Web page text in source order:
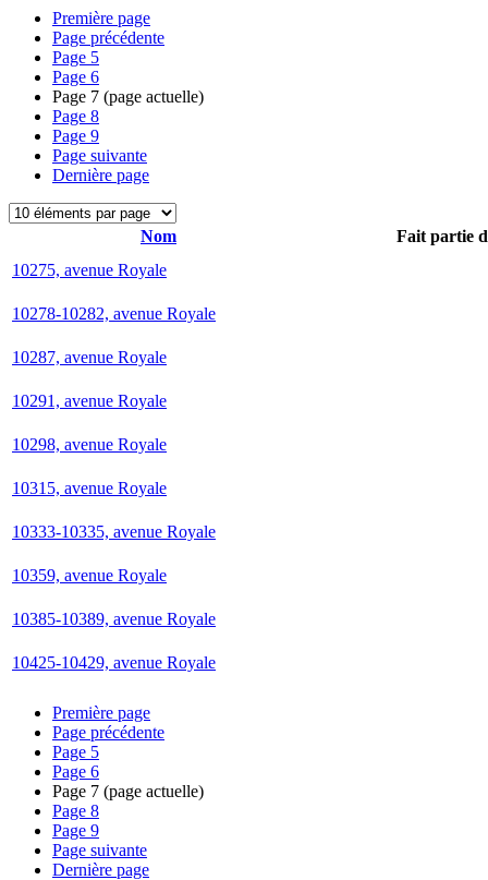
Première page
Page précédente
Page 5
Page 6
Page 7 (page actuelle)
Page 8
Page 9
Page suivante
Dernière page
Nom
Fait partie
10275, avenue Royale
10278-10282, avenue Royale
10287, avenue Royale
10291, avenue Royale
10298, avenue Royale
10315, avenue Royale
10333-10335, avenue Royale
10359, avenue Royale
10385-10389, avenue Royale
10425-10429, avenue Royale
Première page
Page précédente
Page 5
Page 6
Page 7 (page actuelle)
Page 8
Page 9
Page suivante
Dernière page